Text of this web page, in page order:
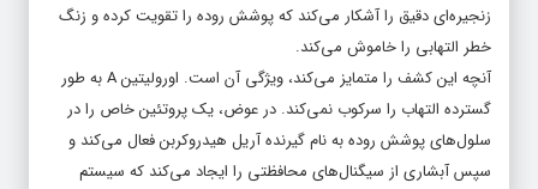
زنجیره‌ای دقیق را آشکار می‌کند که پوشش روده را تقویت کرده و زنگ
خطر التهابی را خاموش می‌کند.
آنچه این کشف را متمایز می‌کند، ویژگی آن است. اورولیتین A به طور
گسترده التهاب را سرکوب نمی‌کند. در عوض، یک پروتئین خاص را در
سلول‌های پوشش روده به نام گیرنده آریل هیدروکربن فعال می‌کند و
سپس آبشاری از سیگنال‌های محافظتی را ایجاد می‌کند که سیستم